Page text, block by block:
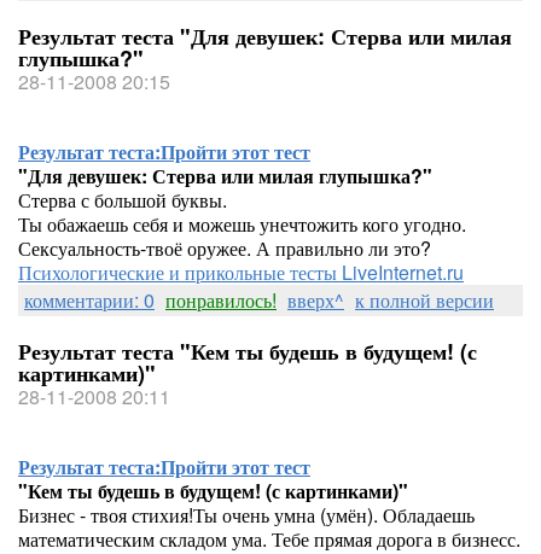
Результат теста "Для девушек: Стерва или милая
глупышка?"
28-11-2008 20:15
Результат теста:Пройти этот тест
"Для девушек: Стерва или милая глупышка?"
Стерва с большой буквы.
Ты обажаешь себя и можешь унечтожить кого угодно.
Сексуальность-твоё оружее. А правильно ли это?
Психологические и прикольные тесты LiveInternet.ru
комментарии: 0 понравилось! вверх^ к полной версии
Результат теста "Кем ты будешь в будущем! (с
картинками)"
28-11-2008 20:11
Результат теста:Пройти этот тест
"Кем ты будешь в будущем! (с картинками)"
Бизнес - твоя стихия!Ты очень умна (умён). Обладаешь
математическим складом ума. Тебе прямая дорога в бизнесс.